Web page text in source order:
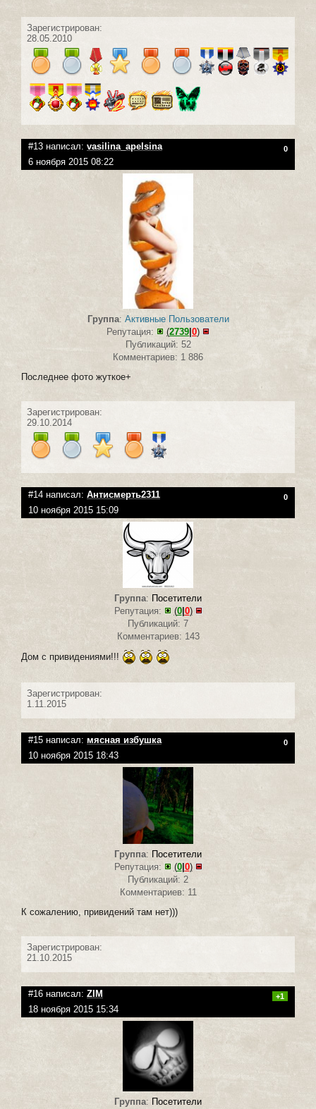
Зарегистрирован:
28.05.2010
#13 написал: vasilina_apelsina 0
6 ноября 2015 08:22
Группа: Активные Пользователи
Репутация:
(2739 0)
Публикаций: 52
Комментариев: 1 886
Последнее фото жуткое+
Зарегистрирован:
29.10.2014
#14 написал: Антисмерть2311 0
10 ноября 2015 15:09
Группа: Посетители
Репутация:
(0| 0)
Публикаций: 7
Комментариев: 143
Дом с привидениями!!!
Зарегистрирован:
1.11.2015
#15 написал: мясная избушка 0
10 ноября 2015 18:43
Группа: Посетители
Репутация:
(0| 0)
Публикаций: 2
Комментариев: 11
К сожалению, привидений там нет)))
Зарегистрирован:
21.10.2015
#16 написал: ZIM +1
18 ноября 2015 15:34
Группа: Посетители